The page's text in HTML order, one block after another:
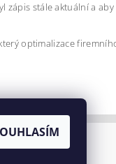
stále aktuální a
optimalizace